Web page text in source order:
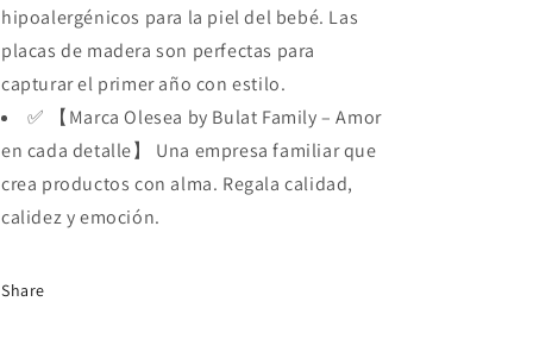
hipoalergénicos para la piel del bebé. Las
placas de madera son perfectas para
capturar el primer año con estilo.
✅ 【Marca Olesea by Bulat Family – Amor
en cada detalle】 Una empresa familiar que
crea productos con alma. Regala calidad,
calidez y emoción.
Share